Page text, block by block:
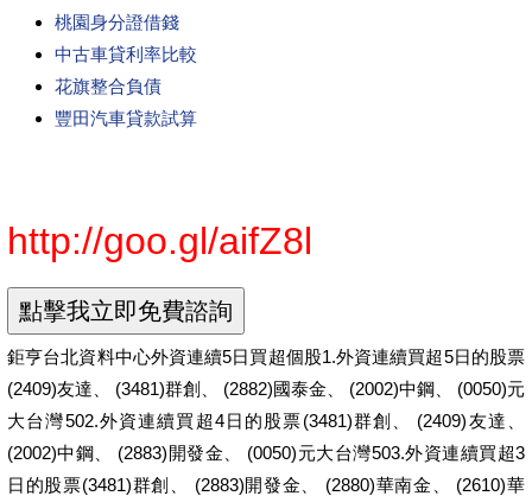
桃園身分證借錢
中古車貸利率比較
花旗整合負債
豐田汽車貸款試算
http://goo.gl/aifZ8l
鉅亨台北資料中心外資連續5日買超個股1.外資連續買超5日的股票
(2409)友達、 (3481)群創、 (2882)國泰金、 (2002)中鋼、 (0050)元
大台灣502.外資連續買超4日的股票(3481)群創、 (2409)友達、
(2002)中鋼、 (2883)開發金、 (0050)元大台灣503.外資連續買超3
日的股票(3481)群創、 (2883)開發金、 (2880)華南金、 (2610)華